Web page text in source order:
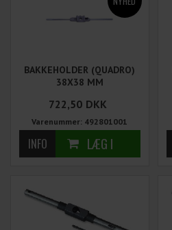
BAKKEHOLDER (QUADRO)
38X38 MM
722,50 DKK
Varenummer: 492801001